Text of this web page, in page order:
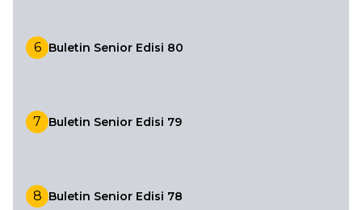
6 Buletin Senior Edisi 80
7 Buletin Senior Edisi 79
8 Buletin Senior Edisi 78